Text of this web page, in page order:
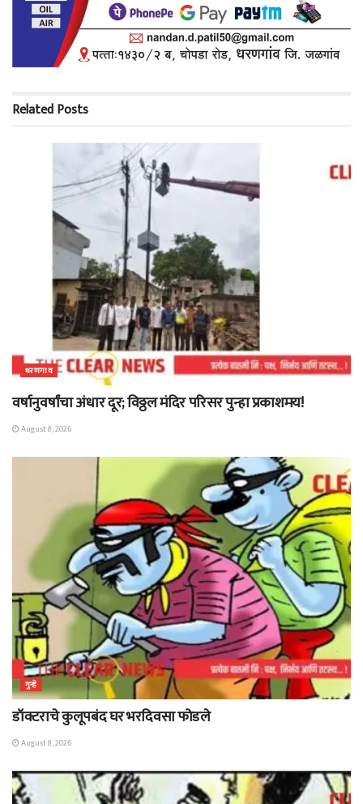
RelatedPosts
धरणगाव
वर्षानुवर्षांचा अंधार दूर; विठ्ठल मंदिर परिसर पुन्हा प्रकाशमय!
August 8, 2026
गुन्हे
डॉक्टराचे कुलूपबंद घर भरदिवसा फोडले
August 8, 2026